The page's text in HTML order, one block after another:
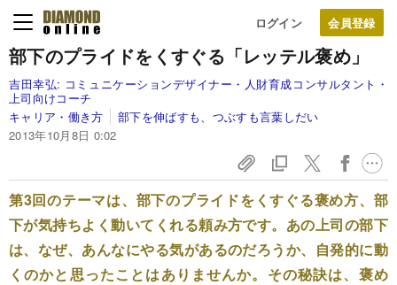
ログイン
部下のプライドをくすぐる「レッテル褒め」
吉田幸弘: コミュニケーションデザイナー・人財育成コンサルタント・
上司向けコーチ
キャリア・働き方
部下を伸ばすも、つぶすも言葉しだい
2013年10月8日 0:02
第3回のテーマは、部下のプライドをくすぐる褒め方、部
下が気持ちよく動いてくれる頼み方です。あの上司の部下
は、なぜ、あんなにやる気があるのだろうか、自発的に動
くのかと思ったことはありませんか。その秘訣は、褒め